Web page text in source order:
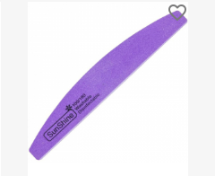
favorite_border